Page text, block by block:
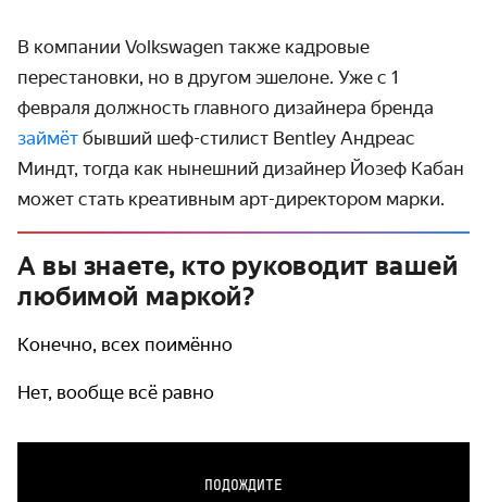
В компании Volkswagen также кадровые
перестановки, но в другом эшелоне. Уже с 1
февраля должность главного дизайнера бренда
займёт бывший шеф-стилист Bentley Андреас
Миндт, тогда как нынешний дизайнер Йозеф Кабан
может стать креативным арт-директором марки.
А вы знаете, кто руководит вашей
любимой маркой?
Конечно, всех поимённо
Нет, вообще всё равно
ПОДОЖДИТЕ